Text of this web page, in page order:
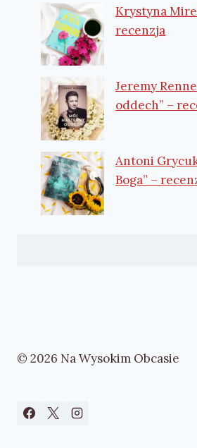
Krystyna
recenzja
Jeremy
oddech” –
Antoni
Boga” –
© 2026 Na Wysokim Obcasie